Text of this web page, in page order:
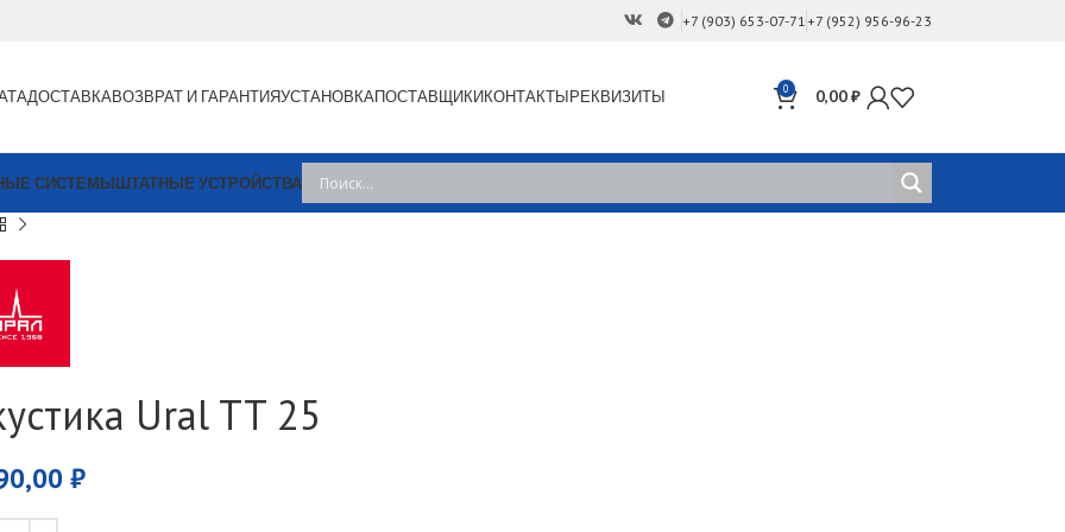
+7 (903) 653-07-71 +7 (952) 956-96-23
ДОСТАВКАВОЗВРАТ И ГАРАНТИЯУСТАНОВКАПОСТАВЩИКИКОНТАКТЫРЕКВИЗИТЫ 0 0,00₽
СИСТЕМЫШТАТНЫЕ УСТРОЙСТВА
Ural TT 25
₽